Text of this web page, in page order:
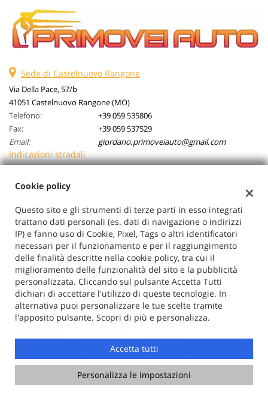
Sede di Castelnuovo Rangone
Via Della Pace, 57/b
41051 Castelnuovo Rangone (MO)
Telefono:
+39 059 535806
Fax:
+39 059 537529
Email:
giordano.primoveiauto@gmail.com
Indicazioni stradali
Primovei Auto Srl
Via Della Pace, 57/b, Castelnuovo Rangone (MO)
C.F/P.IVA:03026710362
Registro delle imprese:MO
Copyright © 2026 GestionaleAuto.com S.r.l., Tutti i diritti
riservati -Leggi l'informativa sulla privacy-Cookie Policy
GestionaleAuto.com
Cookie policy
Questo sito e gli strumenti di terze parti in esso integrati
trattano dati personali (es. dati di navigazione o indirizzi
IP) e fanno uso di Cookie, Pixel, Tags o altri identificatori
necessari per il funzionamento e per il raggiungimento
delle finalità descritte nella cookie policy, tra cui il
miglioramento delle funzionalità del sito e la pubblicità
personalizzata. Cliccando sul pulsante Accetta Tutti
dichiari di accettare l'utilizzo di queste tecnologie. In
alternativa puoi personalizzare le tue scelte tramite
l'apposito pulsante. Scopri di più e personalizza.
Accetta tutti
Personalizza le impostazioni